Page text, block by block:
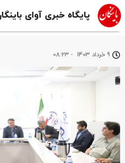
پایگاه خبری آوای
9 خرداد 1403 -
08:23